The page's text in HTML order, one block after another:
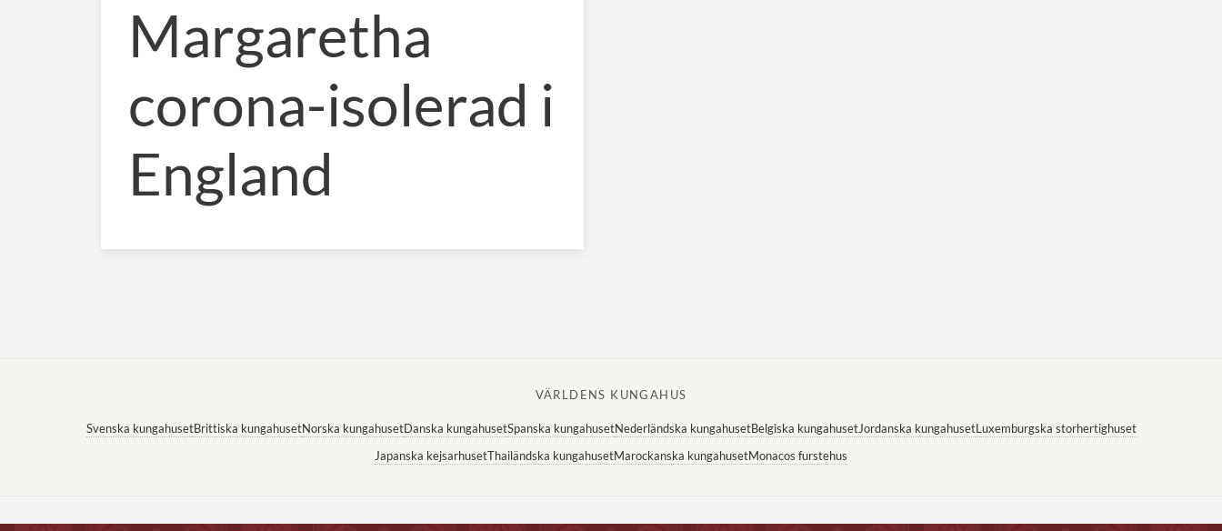
Margaretha
corona-isolerad i
England
VÄRLDENS KUNGAHUS
Svenska kungahusetBrittiska kungahusetNorska kungahusetDanska kungahusetSpanska kungahusetNederländska kungahusetBelgiska kungahusetJordanska kungahusetLuxemburgska storhertighuset
Japanska kejsarhusetThailändska kungahusetMarockanska kungahusetMonacos furstehus